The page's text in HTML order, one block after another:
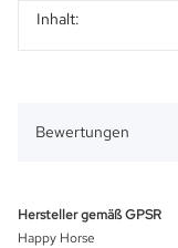
Produkteigenschaft
Wert
Inhalt:
Bewertungen
Hersteller gemäß GPSR
Happy Horse